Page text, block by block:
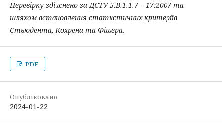
Перевірку здійснено заДСТУ Б.В.1.1.7 – 17:2007 та
шляхом встановлення статистичних критеріїв
Стьюдента, Кохрена та Фішера.
PDF
Опубліковано
2024-01-22